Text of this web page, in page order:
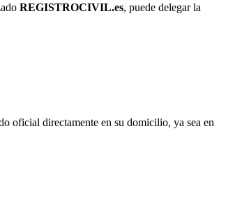
REGISTROCIVIL.es, puede delegar la
oficial directamente en su domicilio, ya sea en